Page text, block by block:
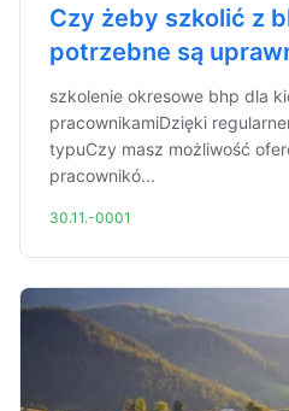
Czy żeby szkolić z
potrzebne są
szkolenie okresowe bhp dla
pracownikamiDzięki
typuCzy masz możliwość
pracownikó...
30.11.-0001